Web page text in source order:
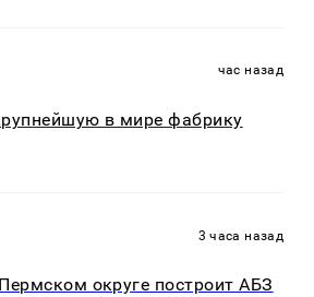
час назад
в мире фабрику
3 часа назад
округе построит АБЗ